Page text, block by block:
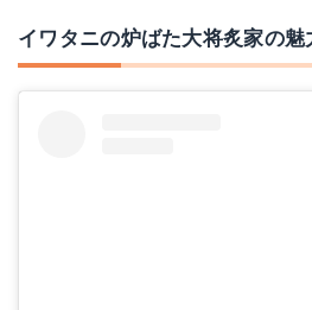
イワタニの炉ばた大将炙家の